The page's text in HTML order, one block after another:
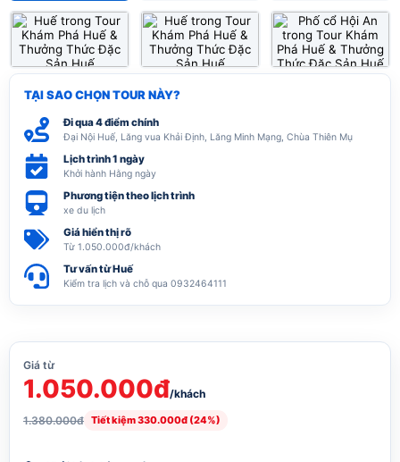
TẠI SAO CHỌN TOUR NÀY?
Đi qua 4 điểm chính
Đại Nội Huế, Lăng vua Khải Định, Lăng Minh Mạng, Chùa Thiên Mụ
Lịch trình 1 ngày
Khởi hành Hằng ngày
Phương tiện theo lịch trình
xe du lịch
Giá hiển thị rõ
Từ 1.050.000đ/khách
Tư vấn từ Huế
Kiểm tra lịch và chỗ qua 0932464111
Giá từ
1.050.000đ/khách
1.380.000đ Tiết kiệm 330.000đ (24%)